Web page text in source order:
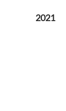
2021